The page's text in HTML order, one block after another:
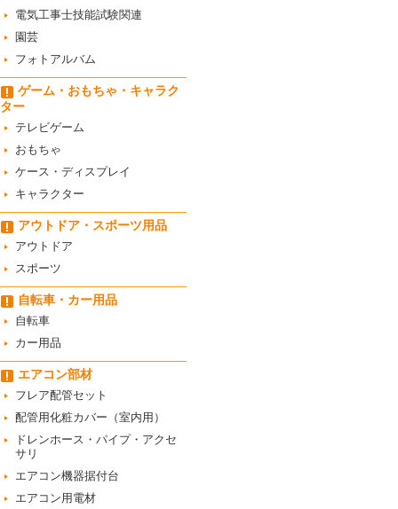
電気工事士技能試験関連
園芸
フォトアルバム
ゲーム・おもちゃ・キャラク
ター
テレビゲーム
おもちゃ
ケース・ディスプレイ
キャラクター
アウトドア・スポーツ用品
アウトドア
スポーツ
自転車・カー用品
自転車
カー用品
エアコン部材
フレア配管セット
配管用化粧カバー（室内用）
ドレンホース・パイプ・アクセ
サリ
エアコン機器据付台
エアコン用電材